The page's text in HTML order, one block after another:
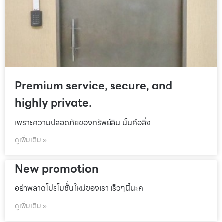
Premium service, secure, and
highly private.
เพราะความปลอดภัยของทรัพย์สิน นั้นคือสิ่ง
ดูเพิ่มเติม »
New promotion
อย่าพลาดโปรโมชั้่นใหม่ของเรา เร็วๆนี้นะค
ดูเพิ่มเติม »